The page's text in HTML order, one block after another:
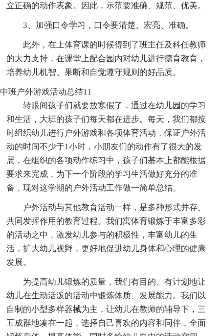
立正确的动作表象。因此，示范要准确、规范、优美。
3、加强口令学习，口令要清楚、宏亮、准确。
此外，在上体育课的时候得到了班主任及科任教师
的大力支持，在课堂上配合园内对幼儿进行德育教育，
培养幼儿机智、果断和自觉遵守规则的好品质。
中班户外游戏活动总结11
转眼间孩子们就要放寒假了，通过在幼儿园的学习
和生活，大班的孩子们每天都在进步。每天，我们都按
时组织幼儿进行户外游戏和各项体育活动，保证户外活
动的时间不少于1小时，小朋友们的动作有了很大的发
展，在组织的各项动作练习中，孩子们基本上都能根据
要求来完成，为下一个阶段的学习生活做好充分的准
备，现对这学期的户外活动工作做一简单总结。
户外活动与其他教育活动一样，是多种形式并存、
共同发挥作用的教育过程。我们寓体育锻炼于丰富多彩
的活动之中，激发幼儿参与的积极性，丰富幼儿的生
活，扩大幼儿视野，更好地促进幼儿身体和心理的健康
发展。
为提高幼儿锻炼的质量，我们有目的、有计划地让
幼儿在生动活泼的活动中锻炼体质、发展能力。我们以
自制的小型多样器械为主，让幼儿在教师的辅导下，三
五成群地凑在一起，选择自己喜欢的内容和同伴，全面